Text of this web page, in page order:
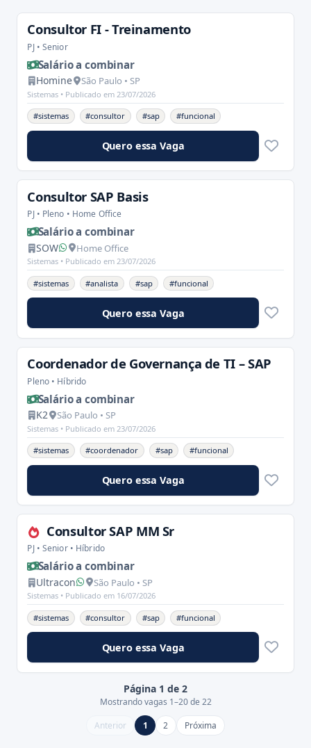
Consultor FI - Treinamento
PJ • Senior
Salário a combinar
Homine São Paulo • SP
Sistemas • Publicado em 23/07/2026
#sistemas #consultor #sap #funcional
Quero essa Vaga
Consultor SAP Basis
PJ • Pleno • Home Office
Salário a combinar
SOW Home Office
Sistemas • Publicado em 23/07/2026
#sistemas #analista #sap #funcional
Quero essa Vaga
Coordenador de Governança de TI – SAP
Pleno • Híbrido
Salário a combinar
K2 São Paulo • SP
Sistemas • Publicado em 23/07/2026
#sistemas #coordenador #sap #funcional
Quero essa Vaga
Consultor SAP MM Sr
PJ • Senior • Híbrido
Salário a combinar
Ultracon São Paulo • SP
Sistemas • Publicado em 16/07/2026
#sistemas #consultor #sap #funcional
Quero essa Vaga
Página 1 de 2
Mostrando vagas 1–20 de 22
Anterior
1 2 Próxima